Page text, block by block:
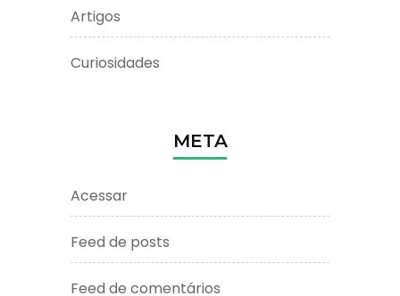
Artigos
Curiosidades
META
Acessar
Feed de posts
Feed de comentários